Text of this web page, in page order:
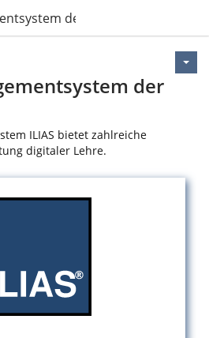
der HfMT Köln
der
ILIAS bietet zahlreiche
digitaler Lehre.